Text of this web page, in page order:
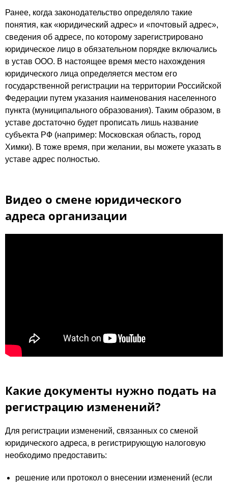
Ранее, когда законодательство определяло такие
понятия, как «юридический адрес» и «почтовый адрес»,
сведения об адресе, по которому зарегистрировано
юридическое лицо в обязательном порядке включались
в устав ООО. В настоящее время место нахождения
юридического лица определяется местом его
государственной регистрации на территории Российской
Федерации путем указания наименования населенного
пункта (муниципального образования). Таким образом, в
уставе достаточно будет прописать лишь название
субъекта РФ (например: Московская область, город
Химки). В тоже время, при желании, вы можете указать в
уставе адрес полностью.
Видео о смене юридического
адреса организации
Какие документы нужно подать на
регистрацию изменений?
Для регистрации изменений, связанных со сменой
юридического адреса, в регистрирующую налоговую
необходимо предоставить:
решение или протокол о внесении изменений (если